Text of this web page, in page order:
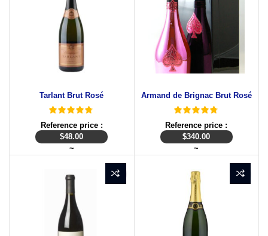
Tarlant Brut Rosé
Reference price :
$48.00
~
Armand de Brignac Brut Rosé
Reference price :
$340.00
~